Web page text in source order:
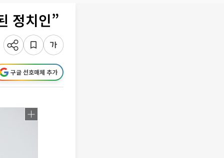
정치인”
구글 선호매체 추가